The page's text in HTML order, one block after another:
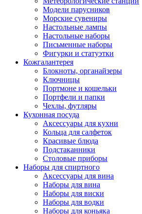
Модели парусников
Морские сувениры
Настольные лампы
Настольные наборы
Письменные наборы
Фигурки и статуэтки
Кожгалантерея
Блокноты, органайзеры
Ключницы
Портмоне и кошельки
Портфели и папки
Чехлы, футляры
Кухонная посуда
Аксессуары для кухни
Кольца для салфеток
Красивые блюда
Подстаканники
Столовые приборы
Наборы для спиртного
Аксессуары для вина
Наборы для вина
Наборы для виски
Наборы для водки
Наборы для коньяка